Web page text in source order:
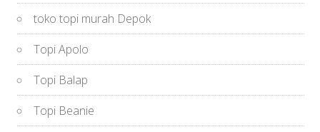
toko topi murah Depok
Topi Apolo
Topi Balap
Topi Beanie